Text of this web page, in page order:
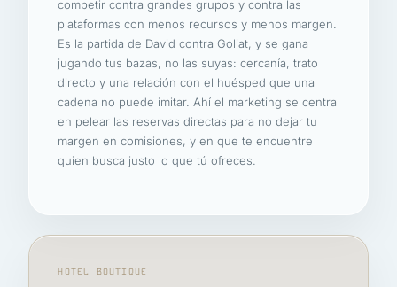
competir contra grandes grupos y contra las
plataformas con menos recursos y menos margen.
Es la partida de David contra Goliat, y se gana
jugando tus bazas, no las suyas: cercanía, trato
directo y una relación con el huésped que una
cadena no puede imitar. Ahí el marketing se centra
en pelear las reservas directas para no dejar tu
margen en comisiones, y en que te encuentre
quien busca justo lo que tú ofreces.
HOTEL BOUTIQUE